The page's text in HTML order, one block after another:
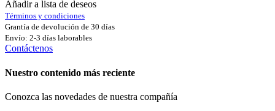
Añadir a lista de deseos
Términos y condiciones
Grantía de devolución de 30 días
Envío: 2-3 días laborables
Contáctenos
Nuestro contenido más reciente
Conozca las novedades de nuestra compañía